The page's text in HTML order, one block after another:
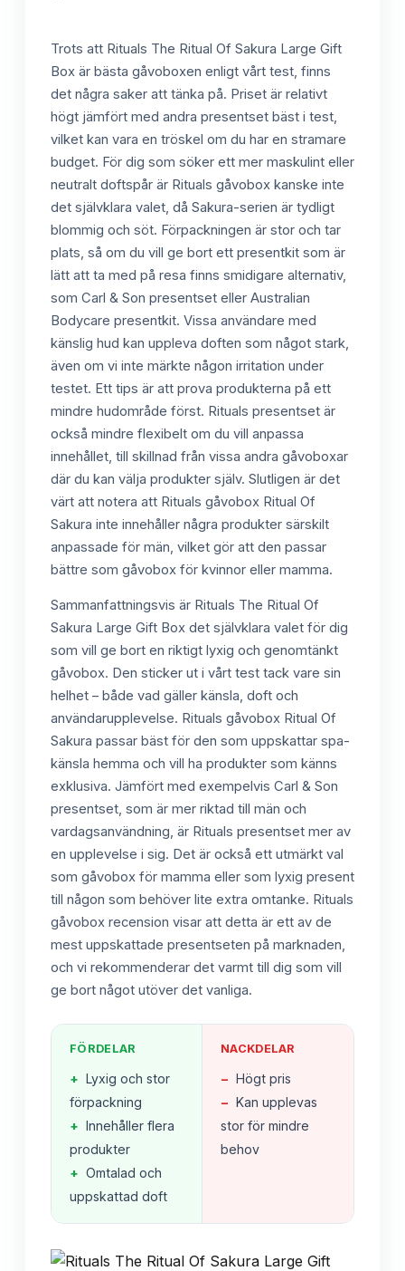
Trots att Rituals The Ritual Of Sakura Large Gift
Box är bästa gåvoboxen enligt vårt test, finns
det några saker att tänka på. Priset är relativt
högt jämfört med andra presentset bäst i test,
vilket kan vara en tröskel om du har en stramare
budget. För dig som söker ett mer maskulint eller
neutralt doftspår är Rituals gåvobox kanske inte
det självklara valet, då Sakura-serien är tydligt
blommig och söt. Förpackningen är stor och tar
plats, så om du vill ge bort ett presentkit som är
lätt att ta med på resa finns smidigare alternativ,
som Carl & Son presentset eller Australian
Bodycare presentkit. Vissa användare med
känslig hud kan uppleva doften som något stark,
även om vi inte märkte någon irritation under
testet. Ett tips är att prova produkterna på ett
mindre hudområde först. Rituals presentset är
också mindre flexibelt om du vill anpassa
innehållet, till skillnad från vissa andra gåvoboxar
där du kan välja produkter själv. Slutligen är det
värt att notera att Rituals gåvobox Ritual Of
Sakura inte innehåller några produkter särskilt
anpassade för män, vilket gör att den passar
bättre som gåvobox för kvinnor eller mamma.
Sammanfattningsvis är Rituals The Ritual Of
Sakura Large Gift Box det självklara valet för dig
som vill ge bort en riktigt lyxig och genomtänkt
gåvobox. Den sticker ut i vårt test tack vare sin
helhet – både vad gäller känsla, doft och
användarupplevelse. Rituals gåvobox Ritual Of
Sakura passar bäst för den som uppskattar spa-
känsla hemma och vill ha produkter som känns
exklusiva. Jämfört med exempelvis Carl & Son
presentset, som är mer riktad till män och
vardagsanvändning, är Rituals presentset mer av
en upplevelse i sig. Det är också ett utmärkt val
som gåvobox för mamma eller som lyxig present
till någon som behöver lite extra omtanke. Rituals
gåvobox recension visar att detta är ett av de
mest uppskattade presentseten på marknaden,
och vi rekommenderar det varmt till dig som vill
ge bort något utöver det vanliga.
FÖRDELAR
+ Lyxig och stor
förpackning
+ Innehåller flera
produkter
+ Omtalad och
uppskattad doft
NACKDELAR
− Högt pris
− Kan upplevas
stor för mindre
behov